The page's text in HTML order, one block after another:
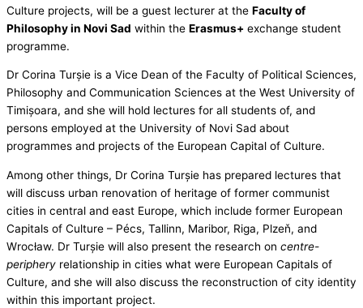
Culture projects, will be a guest lecturer at the Faculty of
Philosophy in Novi Sad within the Erasmus+ exchange student
programme.
Dr Corina Turșie is a Vice Dean of the Faculty of Political Sciences,
Philosophy and Communication Sciences at the West University of
Timișoara, and she will hold lectures for all students of, and
persons employed at the University of Novi Sad about
programmes and projects of the European Capital of Culture.
Among other things, Dr Corina Turșie has prepared lectures that
will discuss urban renovation of heritage of former communist
cities in central and east Europe, which include former European
Capitals of Culture – Pécs, Tallinn, Maribor, Riga, Plzeň, and
Wrocław. Dr Turșie will also present the research on centre-
periphery relationship in cities what were European Capitals of
Culture, and she will also discuss the reconstruction of city identity
within this important project.